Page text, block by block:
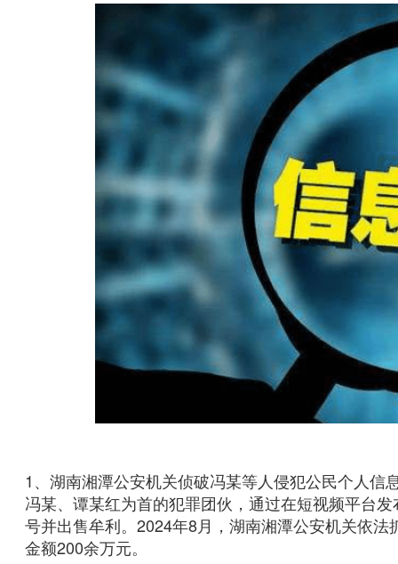
1、湖南湘潭公安机关侦破冯某等人侵犯公民个人
冯某、谭某红为首的犯罪团伙，通过在短视频平台
号并出售牟利。2024年8月，湖南湘潭公安机关依
金额200余万元。